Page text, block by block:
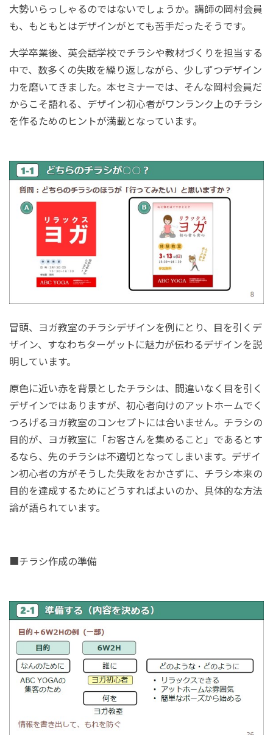
大勢いらっしゃるのではないでしょうか。講師の岡村会員
も、もともとはデザインがとても苦手だったそうです。
大学卒業後、英会話学校でチラシや教材づくりを担当する
中で、数多くの失敗を繰り返しながら、少しずつデザイン
力を磨いてきました。本セミナーでは、そんな岡村会員だ
からこそ語れる、デザイン初心者がワンランク上のチラシ
を作るためのヒントが満載となっています。
冒頭、ヨガ教室のチラシデザインを例にとり、目を引くデ
ザイン、すなわちターゲットに魅力が伝わるデザインを説
明しています。
原色に近い赤を背景としたチラシは、間違いなく目を引く
デザインではありますが、初心者向けのアットホームでく
つろげるヨガ教室のコンセプトには合いません。チラシの
目的が、ヨガ教室に「お客さんを集めること」であるとす
るなら、先のチラシは不適切となってしまいます。デザイ
ン初心者の方がそうした失敗をおかさずに、チラシ本来の
目的を達成するためにどうすればよいのか、具体的な方法
論が語られています。
■チラシ作成の準備